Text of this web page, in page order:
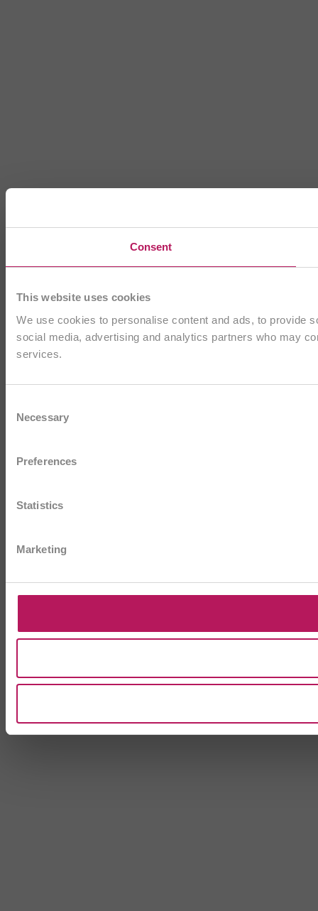
Consent
This website uses cookies
We use cookies to personalise content and ads, to provide
social media, advertising and analytics partners who may
services.
Selection
Necessary
Preferences
Statistics
Marketing